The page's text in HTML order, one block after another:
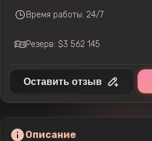
Время работы: 24/7
Резерв: $3 562 145
Оставить отзыв
Описание